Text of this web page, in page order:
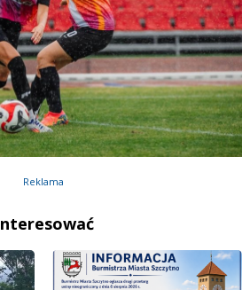
Reklama